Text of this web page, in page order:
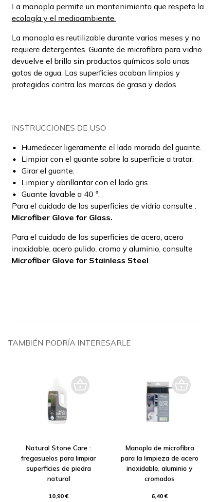
La manopla permite un mantenimiento que respeta la
ecología y el medioambiente.
La manopla es reutilizable durante varios meses y no
requiere detergentes. Guante de microfibra para vidrio
devuelve el brillo sin productos químicos solo unas
gotas de agua. Las superficies acaban limpias y
protegidas contra las marcas de grasa y dedos.
INSTRUCCIONES DE USO
Humedecer ligeramente el lado morado del guante.
Limpiar con el guante sobre la superficie a tratar.
Girar el guante.
Limpiar y abrillantar con el lado gris.
Guante lavable a 40 °.
Para el cuidado de las superficies de vidrio consulte :
Microfiber Glove for Glass.
Para el cuidado de las superficies de acero, acero
inoxidable, acero pulido, cromo y aluminio, consulte
Microfiber Glove for Stainless Steel
TAMBIÉN PODRÍA INTERESARLE
Natural Stone Care :
fregasuelos para limpiar
superficies de piedra
natural
10,90 €
Manopla de microfibra
para la limpieza de acero
inoxidable, aluminio y
cromados
6,40 €